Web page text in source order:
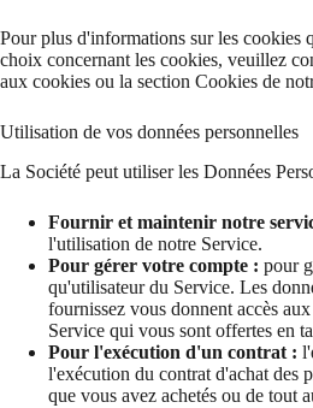
Pour plus d'informations sur les cookies
choix concernant les cookies, veuillez
aux cookies ou la section Cookies de
Utilisation de vos données personnelles
La Société peut utiliser les Données
Fournir et maintenir notre
l'utilisation de notre Service.
Pour gérer votre compte : pour
qu'utilisateur du Service. Les
fournissez vous donnent accès
Service qui vous sont offertes en
Pour l'exécution d'un contrat :
l'exécution du contrat d'achat des
que vous avez achetés ou de tout